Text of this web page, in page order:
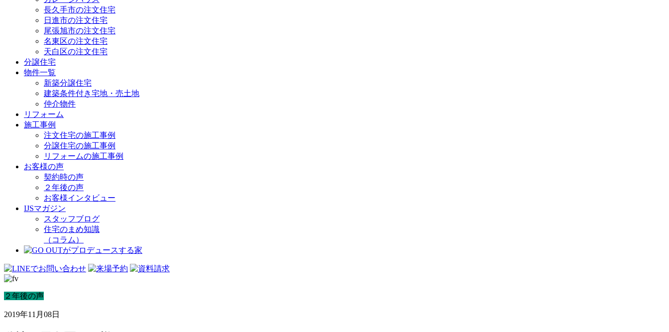
長久手市の注文住宅
日進市の注文住宅
尾張旭市の注文住宅
名東区の注文住宅
天白区の注文住宅
分譲住宅
物件一覧
新築分譲住宅
建築条件付き宅地・売土地
仲介物件
リフォーム
施工事例
注文住宅の施工事例
分譲住宅の施工事例
リフォームの施工事例
お客様の声
契約時の声
２年後の声
お客様インタビュー
IJSマガジン
スタッフブログ
住宅のまめ知識
（コラム）
２年後の声
2019年11月08日